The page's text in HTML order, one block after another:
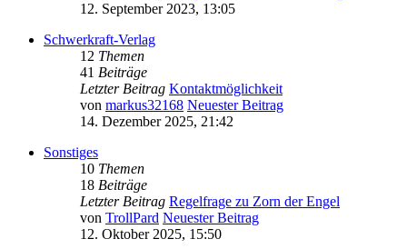
12. September 2023, 13:05
Schwerkraft-Verlag
12 Themen
41 Beiträge
Letzter Beitrag Kontaktmöglichkeit
von markus32168 Neuester Beitrag
14. Dezember 2025, 21:42
Sonstiges
10 Themen
18 Beiträge
Letzter Beitrag Regelfrage zu Zorn der Engel
von TrollPard Neuester Beitrag
12. Oktober 2025, 15:50